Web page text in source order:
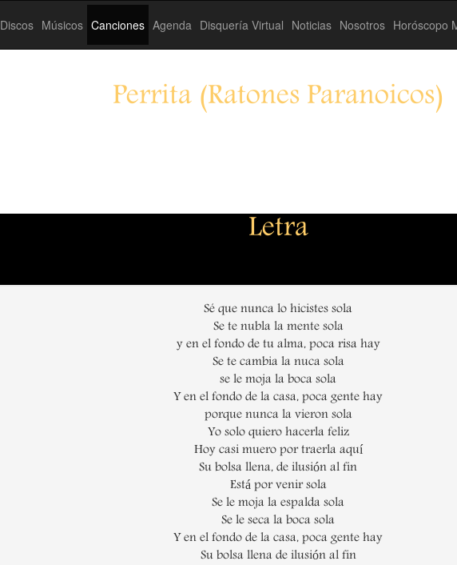
Discos Músicos Canciones Agenda Disquería Virtual Noticias Nosotros Horóscopo
Perrita (Ratones Paranoicos)
Letra
Sé que nunca lo hicistes sola
Se te nubla la mente sola
y en el fondo de tu alma, poca risa hay
Se te cambia la nuca sola
se le moja la boca sola
Y en el fondo de la casa, poca gente hay
porque nunca la vieron sola
Yo solo quiero hacerla feliz
Hoy casi muero por traerla aquí
Su bolsa llena, de ilusión al fin
Está por venir sola
Se le moja la espalda sola
Se le seca la boca sola
Y en el fondo de la casa, poca gente hay
Su bolsa llena de ilusión al fin